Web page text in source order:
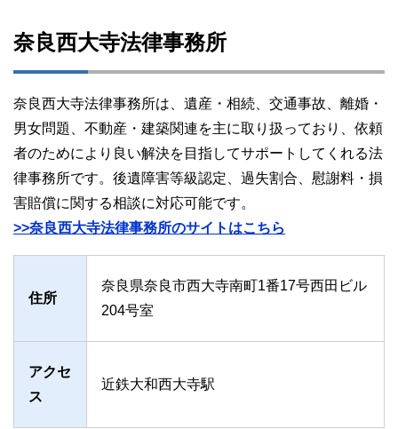
奈良西大寺法律事務所
奈良西大寺法律事務所は、遺産・相続、交通事故、離婚・
男女問題、不動産・建築関連を主に取り扱っており、依頼
者のためにより良い解決を目指してサポートしてくれる法
律事務所です。後遺障害等級認定、過失割合、慰謝料・損
害賠償に関する相談に対応可能です。
>>奈良西大寺法律事務所のサイトはこちら
住所
奈良県奈良市西大寺南町1番17号西田ビル
204号室
アクセ
ス
近鉄大和西大寺駅